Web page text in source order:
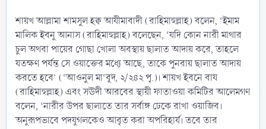
শায়খ আল্লামা শামসুল হক্ব আযীমাবাদী (রাহিমাহুল্লাহ) বলেন, ‘ইমাম
মালিক ইবনু আনাস (রাহিমাহুল্লাহ) বলেছেন, ‘যদি কোন নারী মাথার
চুল অথবা পায়ের গোছা খোলা অবস্থায় ছালাত আদায় করে, তাহলে
যতক্ষণ পর্যন্ত সে ওয়াক্তের মধ্যে আছে, তাকে পুনরায় ছালাত আদায়
করতে হবে’ (‘আওনুল মা‘বূদ, ২/২৪২ পৃ.)। শায়খ ইবনে বায
(রাহিমাহুল্লাহ) এবং সঊদী আরবের স্থায়ী ফাতাওয়া কমিটির আলেমগণ
বলেন, ‘নারীর উপর ছালাতে তার সর্বাঙ্গ ঢেকে রাখা ওয়াজিব।
অনুরূপভাবে পদযুগলকেও আবৃত করা অপরিহার্য। তবে তার